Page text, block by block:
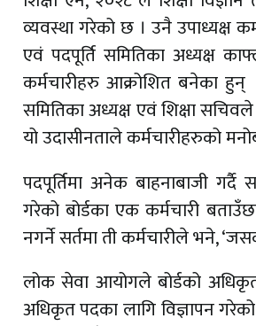
व्यवस्था गरेको छ । उनै उपाध्यक्ष
एवं पदपूर्ति समितिका अध्यक्ष
कर्मचारीहरु आक्रोशित बनेका हुन्
समितिका अध्यक्ष एवं शिक्षा
यो उदासीनताले कर्मचारीहरुको
पदपूर्तिमा अनेक बाहनाबाजी
गरेको बोर्डका एक कर्मचारी
नगर्ने सर्तमा ती कर्मचारीले भने,
लोक सेवा आयोगले बोर्डको
अधिकृत पदका लागि विज्ञापन